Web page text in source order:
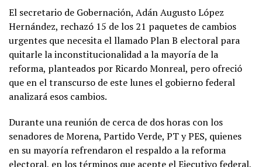
El secretario de Gobernación, Adán Augusto López
Hernández, rechazó 15 de los 21 paquetes de cambios
urgentes que necesita el llamado Plan B electoral para
quitarle la inconstitucionalidad a la mayoría de la
reforma, planteados por Ricardo Monreal, pero ofreció
que en el transcurso de este lunes el gobierno federal
analizará esos cambios.
Durante una reunión de cerca de dos horas con los
senadores de Morena, Partido Verde, PT y PES, quienes
en su mayoría refrendaron el respaldo a la reforma
electoral, en los términos que acepte el Ejecutivo federal,